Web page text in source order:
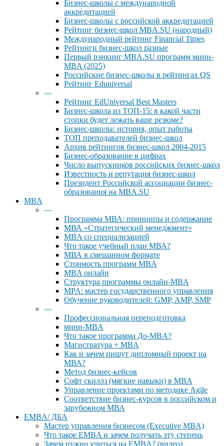
Бизнес-школы с международной
аккредитацией
Бизнес-школы с российской аккредитацией
Рейтинг бизнес-школ MBA.SU (народный)
Международный рейтинг Financial Times
Рейтинги бизнес-школ разные
Первый рэнкинг MBA.SU программ мини-
MBA (2025)
Российские бизнес-школы в рейтингах QS
Рейтинг Eduniversal
—
Рейтинг EdUniversal Best Masters
Бизнес-школа из ТОП-15: в какой части
стопки будет лежать ваше резюме?
Бизнес-школы: история, опыт работы
ТОП преподавателей бизнес-школ
Архив рейтингов бизнес-школ 2004-2015
Бизнес-образование в цифрах
Число выпускников российских бизнес-школ
Известность и репутация бизнес-школ
Президент Российской ассоциации бизнес-
образования на MBA.SU
MBA
—
Программа МВА: принципы и содержание
МВА «Cтратегический менеджмент»
MBA со специализацией
Что такое учебный план МВА?
МВА в смешанном формате
Стоимость программ MBA
MBA онлайн
Cтруктура программы онлайн-MBA
MPA: мастер государственного управления
Обучение руководителей: GMP, AMP, SMP
—
Профессиональная переподготовка
мини-MBA
Что такое программа До-MBA?
Магистратура + MBA
Как и зачем пишут дипломный проект на
МВА?
Метод бизнес-кейсов
Софт скиллз (мягкие навыки) в MBA
Управление проектами по методике Agile
Соответствие бизнес-курсов в российском и
зарубежном МВА
EMBA/ ДБA
Мастер управления бизнесом (Executive MBA)
Что такое EMBA и зачем получать эту степень
Зачем нужно учиться на EMBA? (видео)